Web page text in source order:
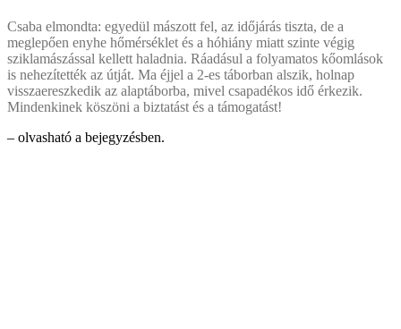
Csaba elmondta: egyedül mászott fel, az időjárás tiszta, de a
meglepően enyhe hőmérséklet és a hóhiány miatt szinte végig
sziklamászással kellett haladnia. Ráadásul a folyamatos kőomlások
is nehezítették az útját. Ma éjjel a 2-es táborban alszik, holnap
visszaereszkedik az alaptáborba, mivel csapadékos idő érkezik.
Mindenkinek köszöni a biztatást és a támogatást!
– olvasható a bejegyzésben.